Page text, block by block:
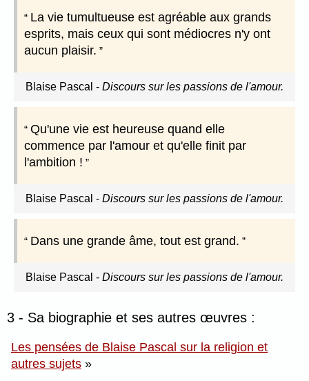
La vie tumultueuse est agréable aux grands
esprits, mais ceux qui sont médiocres n'y ont
aucun plaisir.
Blaise Pascal - Discours sur les passions de l'amour.
Qu'une vie est heureuse quand elle
commence par l'amour et qu'elle finit par
l'ambition !
Blaise Pascal - Discours sur les passions de l'amour.
Dans une grande âme, tout est grand.
Blaise Pascal - Discours sur les passions de l'amour.
3 - Sa biographie et ses autres œuvres :
Les pensées de Blaise Pascal sur la religion et
autres sujets »